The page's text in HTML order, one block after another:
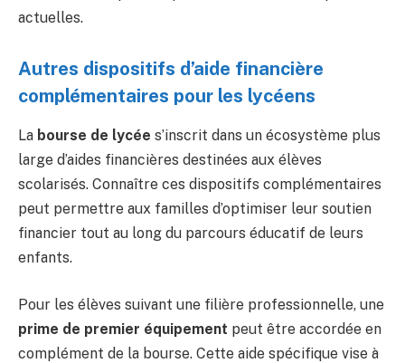
actuelles.
Autres dispositifs d’aide financière
complémentaires pour les lycéens
La bourse de lycée s’inscrit dans un écosystème plus
large d’aides financières destinées aux élèves
scolarisés. Connaître ces dispositifs complémentaires
peut permettre aux familles d’optimiser leur soutien
financier tout au long du parcours éducatif de leurs
enfants.
Pour les élèves suivant une filière professionnelle, une
prime de premier équipement peut être accordée en
complément de la bourse. Cette aide spécifique vise à